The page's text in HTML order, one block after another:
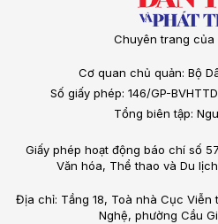
Chuyên trang của
Cơ quan chủ quản: Bộ
Số giấy phép: 146/GP-
Tổng biên tập:
Giấy phép hoạt động báo chí số
Văn hóa, Thể thao và Du
Địa chỉ: Tầng 18, Toà nhà Cục Viễn
Nghệ, phường Cầu